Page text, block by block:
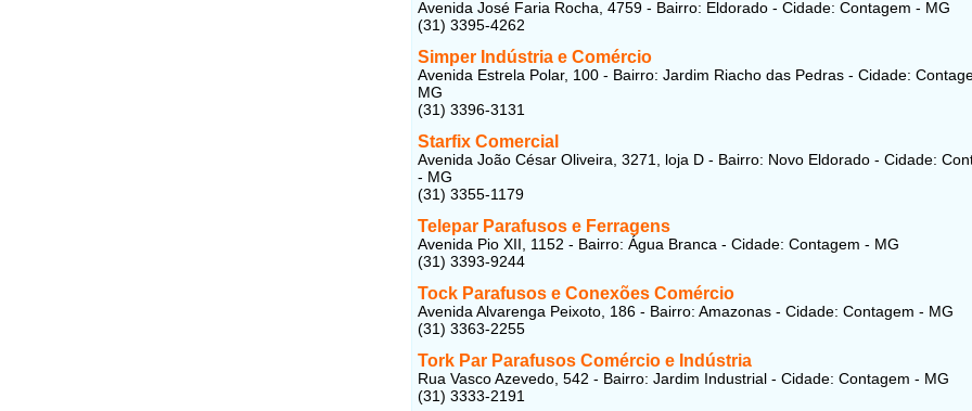
Avenida José Faria Rocha, 4759 - Bairro: Eldorado - Cidade: Contagem - MG
(31) 3395-4262
Simper Indústria e Comércio
Avenida Estrela Polar, 100 - Bairro: Jardim Riacho das Pedras - Cidade:
MG
(31) 3396-3131
Starfix Comercial
Avenida João César Oliveira, 3271, loja D - Bairro: Novo Eldorado - Cidade:
- MG
(31) 3355-1179
Telepar Parafusos e Ferragens
Avenida Pio XII, 1152 - Bairro: Água Branca - Cidade: Contagem - MG
(31) 3393-9244
Tock Parafusos e Conexões Comércio
Avenida Alvarenga Peixoto, 186 - Bairro: Amazonas - Cidade: Contagem - MG
(31) 3363-2255
Tork Par Parafusos Comércio e Indústria
Rua Vasco Azevedo, 542 - Bairro: Jardim Industrial - Cidade: Contagem - MG
(31) 3333-2191